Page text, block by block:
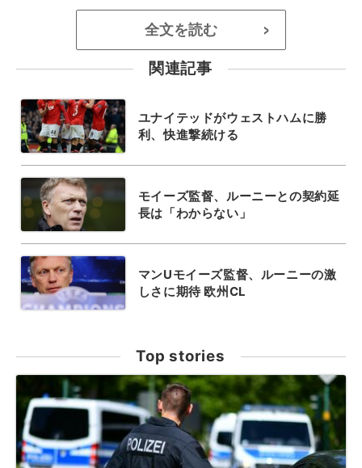
全文を読む >
関連記事
ユナイテッドがウェストハムに勝
利、快進撃続ける
モイーズ監督、ルーニーとの契約延
長は「わからない」
マンUモイーズ監督、ルーニーの激
しさに期待 欧州CL
Top stories